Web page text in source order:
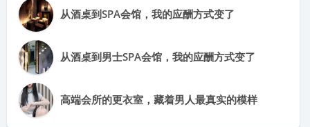
从酒桌到SPA会馆，我的应酬方式变了
从酒桌到男士SPA会馆，我的应酬方式变了
高端会所的更衣室，藏着男人最真实的模样